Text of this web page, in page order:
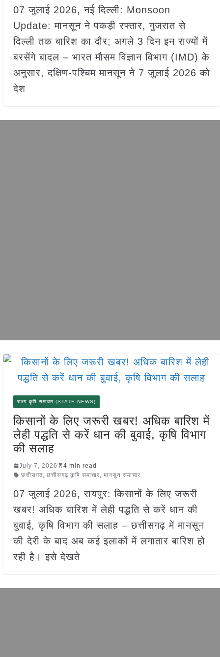
07 जुलाई 2026, नई दिल्ली: Monsoon
Update: मानसून ने पकड़ी रफ्तार, गुजरात से
दिल्ली तक बारिश का दौर; अगले 3 दिन इन राज्यों में
बरसेंगे बादल – भारत मौसम विज्ञान विभाग (IMD) के
अनुसार, दक्षिण-पश्चिम मानसून ने 7 जुलाई 2026 को
देश
राज्य कृषि समाचार (STATE NEWS)
किसानों के लिए जरूरी खबर! अधिक बारिश में
लेही पद्धति से करें धान की बुवाई, कृषि विभाग
की सलाह
July 7, 2026
4 min read
छत्तीसगढ़, छत्तीसगढ़ कृषि समाचार, मानसून समाचार
07 जुलाई 2026, रायपुर: किसानों के लिए जरूरी
खबर! अधिक बारिश में लेही पद्धति से करें धान की
बुवाई, कृषि विभाग की सलाह – छत्तीसगढ़ में मानसून
की देरी के बाद अब कई इलाकों में लगातार बारिश हो
रही है। इसे देखते